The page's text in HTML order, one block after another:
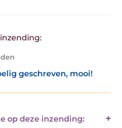
geschreven, mooi!
op deze inzending: